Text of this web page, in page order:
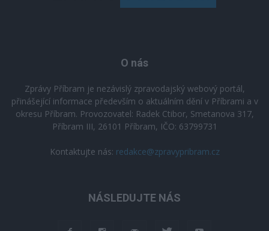
O nás
Zprávy Příbram je nezávislý zpravodajský webový portál,
přinášející informace především o aktuálním dění v Příbrami a v
okresu Příbram. Provozovatel: Radek Ctibor, Smetanova 317,
Příbram III, 26101 Příbram, IČO: 63799731
Kontaktujte nás: redakce@zpravypribram.cz
NÁSLEDUJTE NÁS